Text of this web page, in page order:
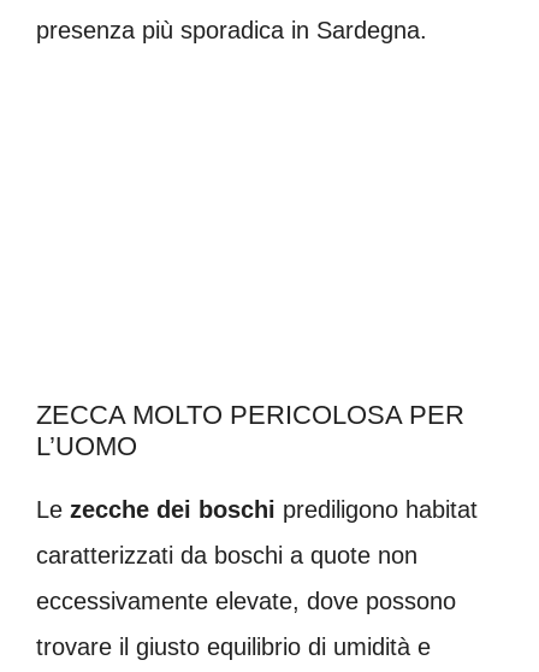
presenza più sporadica in Sardegna.
ZECCA MOLTO PERICOLOSA PER
L’UOMO
Le zecche dei boschi prediligono habitat
caratterizzati da boschi a quote non
eccessivamente elevate, dove possono
trovare il giusto equilibrio di umidità e